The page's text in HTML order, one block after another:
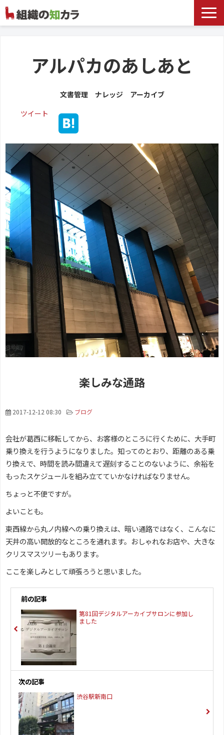
お役立ち記事
記事カテゴリ一覧
お客様事例
アルパカのあしあと
文書管理 ナレッジ アーカイブ
ツイート
楽しみな通路
2017-12-12 08:30 ブログ
会社が葛西に移転してから、お客様のところに行くために、大手町
乗り換えを行うようになりました。知ってのとおり、距離のある乗
り換えで、時間を読み間違えて遅刻することのないように、余裕を
もったスケジュールを組み立てていかなければなりません。
ちょっと不便ですが。
よいことも。
東西線から丸ノ内線への乗り換えは、暗い通路ではなく、こんなに
天井の高い開放的なところを通れます。おしゃれなお店や、大きな
クリスマスツリーもあります。
ここを楽しみとして頑張ろうと思いました。
前の記事
第81回デジタルアーカイブサロンに参加し
ました
次の記事
渋谷駅新南口